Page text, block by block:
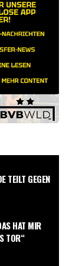
TEILT GEGEN
HAT MIR
TOR“